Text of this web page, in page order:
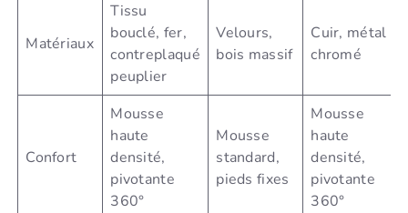
Matériaux
Tissu
bouclé, fer,
contreplaqué
peuplier
Velours,
bois massif
Cuir, métal
chromé
Confort
Mousse
haute
densité,
pivotante
360°
Mousse
standard,
pieds fixes
Mousse
haute
densité,
pivotante
360°